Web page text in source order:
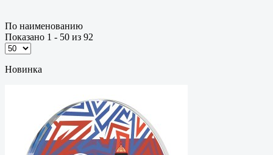
По наименованию
Показано 1 - 50 из 92
Новинка